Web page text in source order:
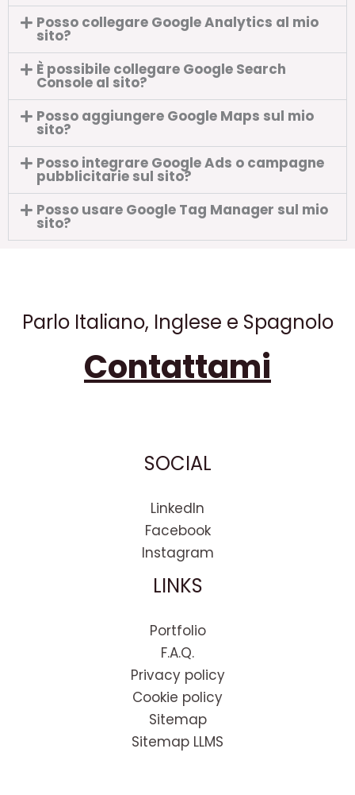
Posso collegare Google Analytics al mio
sito?
È possibile collegare Google Search
Console al sito?
Posso aggiungere Google Maps sul mio
sito?
Posso integrare Google Ads o campagne
pubblicitarie sul sito?
Posso usare Google Tag Manager sul mio
sito?
Parlo Italiano, Inglese e Spagnolo
Contattami
SOCIAL
LinkedIn
Facebook
Instagram
LINKS
Portfolio
F.A.Q.
Privacy policy
Cookie policy
Sitemap
Sitemap LLMS